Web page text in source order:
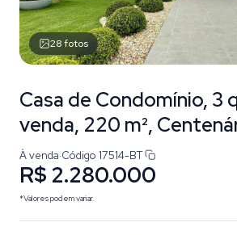
28fotos
Casa de Condomínio, 3
venda, 220 m²,
À venda·Código 17514-BT
R$ 2.280.000
*Valores podem variar.